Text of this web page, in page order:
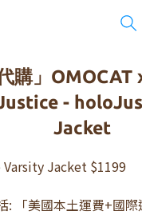
代購」
-
Jacket
Jacket $1199
: 「美國本土運費+國際